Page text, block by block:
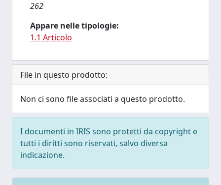
262
Appare nelle tipologie:
1.1 Articolo
File in questo prodotto:
Non ci sono file associati a questo prodotto.
I documenti in IRIS sono protetti da copyright e
tutti i diritti sono riservati, salvo diversa
indicazione.